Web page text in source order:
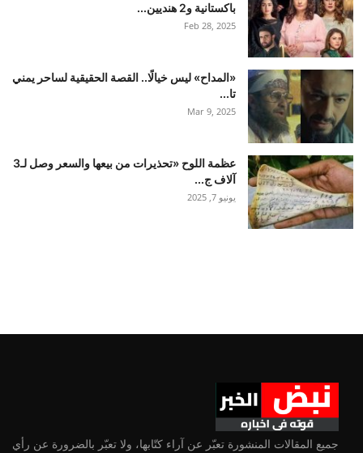
باكستانية و2 هنديين...
Feb 28, 2025
«المداح» ليس خيالًا.. القصة الحقيقية لساحر يمني
تا...
Mar 9, 2025
عظمة اللوح «تحذيرات من بيعها والسعر وصل لـ3
آلاف ج...
يونيو 7, 2025
جميع المقالات المنشورة تعبّر عن آراء كتّابها، ولا تعبّر بالضرورة عن رأي